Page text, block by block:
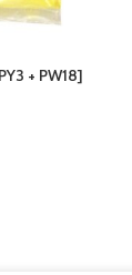
+ PW18]